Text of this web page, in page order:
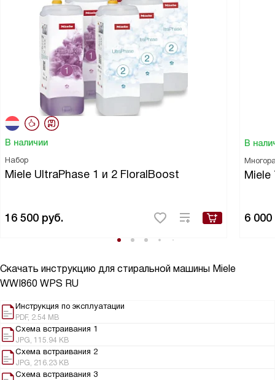
В наличии
Набор
Miele UltraPhase 1 и 2 FloralBoost
16 500 руб.
В
Miele
6 000
Скачать инструкцию для стиральной машины Miele
WWI860 WPS RU
Инструкция по эксплуатации
PDF, 2.54 MB
Схема встраивания 1
JPG, 115.94 KB
Схема встраивания 2
JPG, 216.23 KB
Схема встраивания 3